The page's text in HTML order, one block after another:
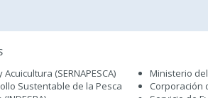
(SERNAPESCA)
Sustentable de la Pesca
Ministerio
Corporación